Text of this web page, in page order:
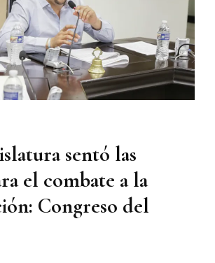
Justicia
Administrativa
Del
Estado
sentó las
el combate a la
Congreso del